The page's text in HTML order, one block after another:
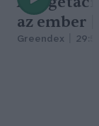
az ember
Greendex